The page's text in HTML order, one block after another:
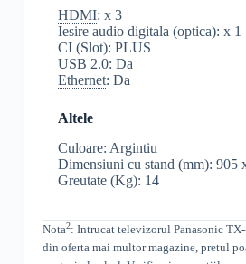
HDMI: x 3
Iesire audio digitala (optica): x 1
CI (Slot): PLUS
USB 2.0: Da
Ethernet: Da
Altele
Culoare: Argintiu
Dimensiuni cu stand (mm): 905
Greutate (Kg): 14
Nota2: Intrucat televizorul Panasonic
din oferta mai multor magazine, pretul